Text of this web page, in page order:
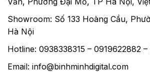
Showroom: Số 133 Hoàng Cầu,
Hà Nội
Hotline: 0938338315 – 0919622882
Email: info@binhminhdigital.com